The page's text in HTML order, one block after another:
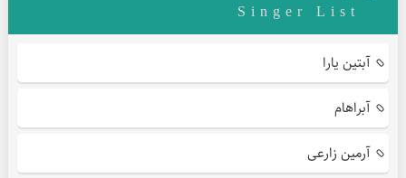
Singer List
آبتین یارا
آبراهام
آرمین زارعی